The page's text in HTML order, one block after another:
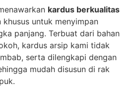
kardus berkualitas
khusus untuk menyimpan
panjang. Terbuat dari bahan
kardus arsip kami tidak
serta dilengkapi dengan
mudah disusun di rak